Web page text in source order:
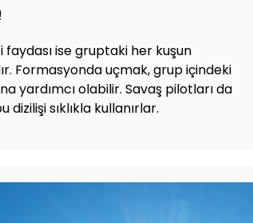
ise gruptaki her kuşun
Formasyonda uçmak, grup içindeki
yardımcı olabilir. Savaş pilotları da
dizilişi sıklıkla kullanırlar.